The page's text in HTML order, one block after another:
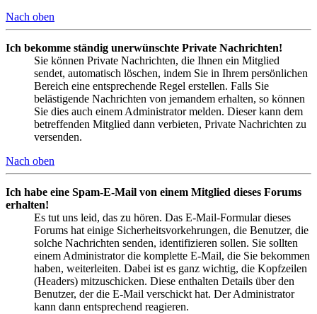
Nach oben
Ich bekomme ständig unerwünschte Private Nachrichten!
Sie können Private Nachrichten, die Ihnen ein Mitglied
sendet, automatisch löschen, indem Sie in Ihrem persönlichen
Bereich eine entsprechende Regel erstellen. Falls Sie
belästigende Nachrichten von jemandem erhalten, so können
Sie dies auch einem Administrator melden. Dieser kann dem
betreffenden Mitglied dann verbieten, Private Nachrichten zu
versenden.
Nach oben
Ich habe eine Spam-E-Mail von einem Mitglied dieses Forums
erhalten!
Es tut uns leid, das zu hören. Das E-Mail-Formular dieses
Forums hat einige Sicherheitsvorkehrungen, die Benutzer, die
solche Nachrichten senden, identifizieren sollen. Sie sollten
einem Administrator die komplette E-Mail, die Sie bekommen
haben, weiterleiten. Dabei ist es ganz wichtig, die Kopfzeilen
(Headers) mitzuschicken. Diese enthalten Details über den
Benutzer, der die E-Mail verschickt hat. Der Administrator
kann dann entsprechend reagieren.